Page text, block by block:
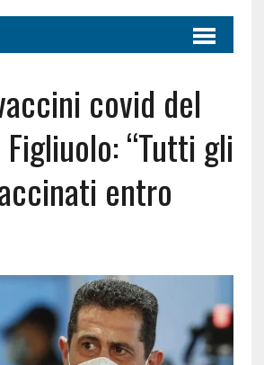
covid del
“Tutti gli
entro